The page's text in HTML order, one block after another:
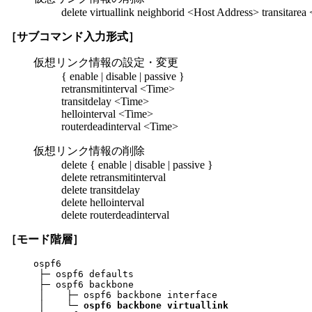
delete virtuallink neighborid <Host Address> transitarea
［サブコマンド入力形式］
仮想リンク情報の設定・変更
{ enable | disable | passive }
retransmitinterval <Time>
transitdelay <Time>
hellointerval <Time>
routerdeadinterval <Time>
仮想リンク情報の削除
delete { enable | disable | passive }
delete retransmitinterval
delete transitdelay
delete hellointerval
delete routerdeadinterval
［モード階層］
ospf6
├─ ospf6 defaults
├─ ospf6 backbone
│    ├─ ospf6 backbone interface
│    └─ ospf6 backbone virtuallink